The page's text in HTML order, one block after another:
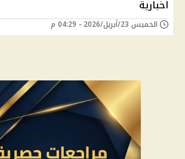
اخبارية
الخميس 23/أبريل/2026 - 04:29 م